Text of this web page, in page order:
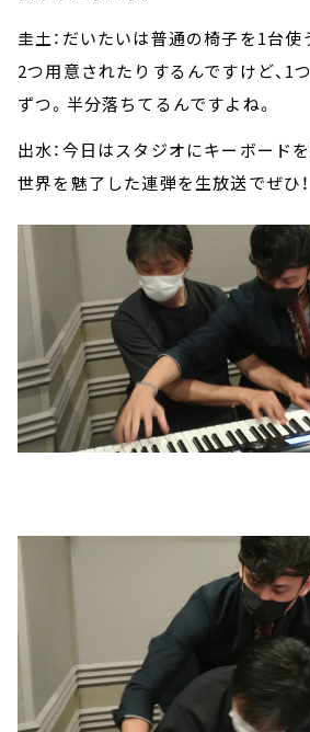
圭土：だいたいは普通の椅子を1台使
2つ用意されたりするんですけど、1
ずつ。半分落ちてるんですよね。
出水：今日はスタジオにキーボード
世界を魅了した連弾を生放送でぜひ！